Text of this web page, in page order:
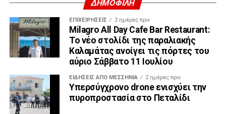
ΔΗΜΟΦΙΛΗ
ΕΠΙΧΕΙΡΉΣΕΙΣ 2 ημέρες πριν
Milagro All Day Cafe Bar Restaurant:
Το νέο στολίδι της παραλιακής
Καλαμάτας ανοίγει τις πόρτες του
αύριο Σάββατο 11 Ιουλίου
ΕΙΔΉΣΕΙΣ ΑΠΟ ΜΕΣΣΗΝΊΑ 2 ημέρες πριν
Υπερσύγχρονο drone ενισχύει την
πυροπροστασία στο Πεταλίδι